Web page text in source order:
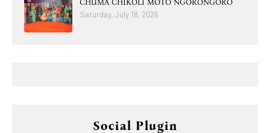
CHUMA CHIKOLI MOTO NGORONGORO
Saturday, July 18, 2026
Social Plugin